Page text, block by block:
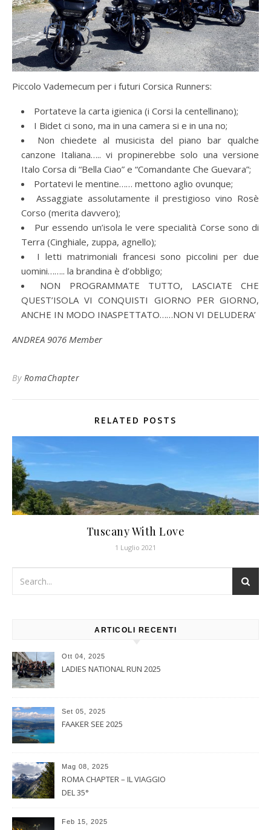
Piccolo Vademecum per i futuri Corsica Runners:
Portateve la carta igienica (i Corsi la centellinano);
I Bidet ci sono, ma in una camera si e in una no;
Non chiedete al musicista del piano bar qualche
canzone Italiana….. vi propinerebbe solo una versione
Italo Corsa di “Bella Ciao” e “Comandante Che Guevara”;
Portatevi le mentine…… mettono aglio ovunque;
Assaggiate assolutamente il prestigioso vino Rosè
Corso (merita davvero);
Pur essendo un’isola le vere specialità Corse sono di
Terra (Cinghiale, zuppa, agnello);
I letti matrimoniali francesi sono piccolini per due
uomini…….. la brandina è d’obbligo;
NON PROGRAMMATE TUTTO, LASCIATE CHE
QUEST’ISOLA VI CONQUISTI GIORNO PER GIORNO,
ANCHE IN MODO INASPETTATO……NON VI DELUDERA’
ANDREA 9076 Member
By RomaChapter
RELATED POSTS
Tuscany With Love
1 Luglio 2021
ARTICOLI RECENTI
Ott 04, 2025
LADIES NATIONAL RUN 2025
Set 05, 2025
FAAKER SEE 2025
Mag 08, 2025
ROMA CHAPTER – IL VIAGGIO
DEL 35°
Feb 15, 2025